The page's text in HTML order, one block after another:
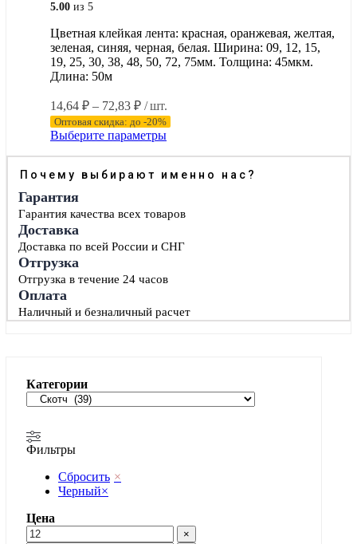
5.00 из 5
Цветная клейкая лента: красная, оранжевая, желтая,
зеленая, синяя, черная, белая. Ширина: 09, 12, 15,
19, 25, 30, 38, 48, 50, 72, 75мм. Толщина: 45мкм.
Длина: 50м
14,64 ₽ – 72,83 ₽Диапазон
цен:
14,64 ₽
/ шт.
Оптовая скидка: до -20%
Выберите параметрыЭтот
несколько
можно
на
товара.
Почему выбирают именно нас?
Гарантия
Гарантия качества всех товаров
Доставка
Доставка по всей России и СНГ
Отгрузка
Отгрузка в течение 24 часов
Оплата
Наличный и безналичный расчет
Категории
Фильтры
Сбросить ×
Черный×
Цена
×